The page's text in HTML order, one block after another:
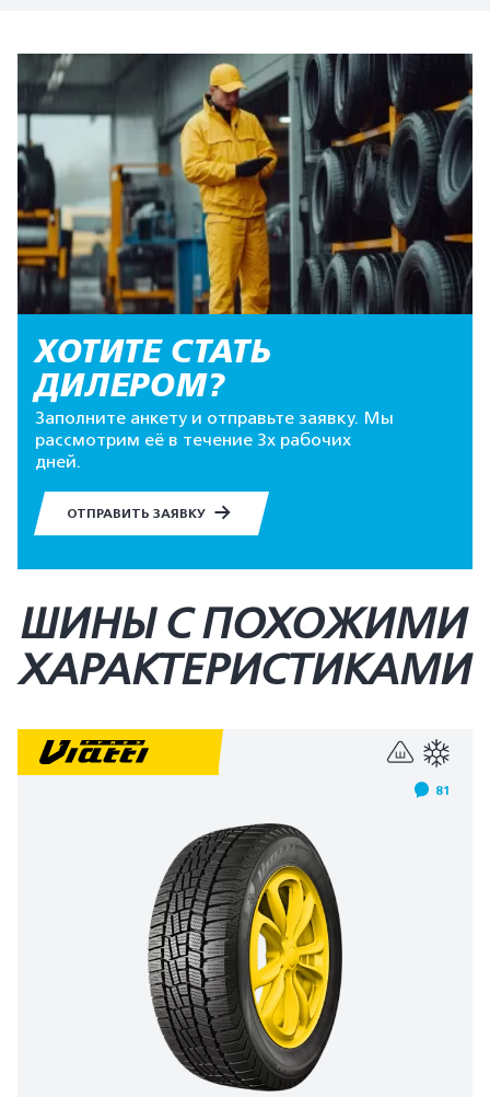
ХОТИТЕ СТАТЬ
ДИЛЕРОМ?
Заполните анкету и отправьте заявку. Мы
рассмотрим её в течение 3х рабочих
дней.
ОТПРАВИТЬ ЗАЯВКУ
ШИНЫ С ПОХОЖИМИ
ХАРАКТЕРИСТИКАМИ
81